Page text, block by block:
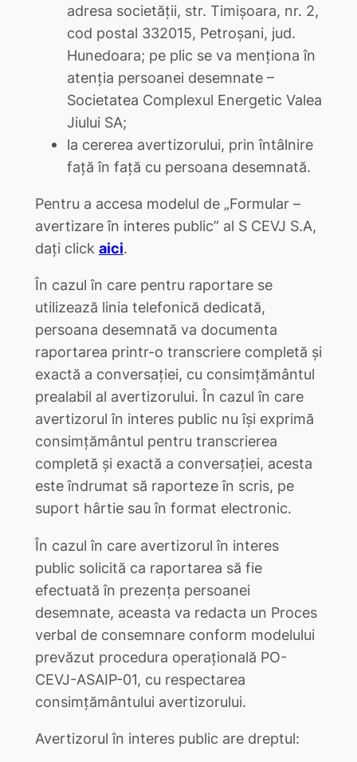
adresa societății, str. Timișoara, nr. 2,
cod postal 332015, Petroșani, jud.
Hunedoara; pe plic se va menționa în
atenția persoanei desemnate –
Societatea Complexul Energetic Valea
Jiului SA;
la cererea avertizorului, prin întâlnire
față în față cu persoana desemnată.
Pentru a accesa modelul de „Formular –
avertizare în interes public” al S CEVJ S.A,
dați click aici.
În cazul în care pentru raportare se
utilizează linia telefonică dedicată,
persoana desemnată va documenta
raportarea printr-o transcriere completă şi
exactă a conversaţiei, cu consimțământul
prealabil al avertizorului. În cazul în care
avertizorul în interes public nu îşi exprimă
consimţământul pentru transcrierea
completă și exactă a conversației, acesta
este îndrumat să raporteze în scris, pe
suport hârtie sau în format electronic.
În cazul în care avertizorul în interes
public solicită ca raportarea să fie
efectuată în prezența persoanei
desemnate, aceasta va redacta un Proces
verbal de consemnare conform modelului
prevăzut procedura operațională PO-
CEVJ-ASAIP-01, cu respectarea
consimțământului avertizorului.
Avertizorul în interes public are dreptul: